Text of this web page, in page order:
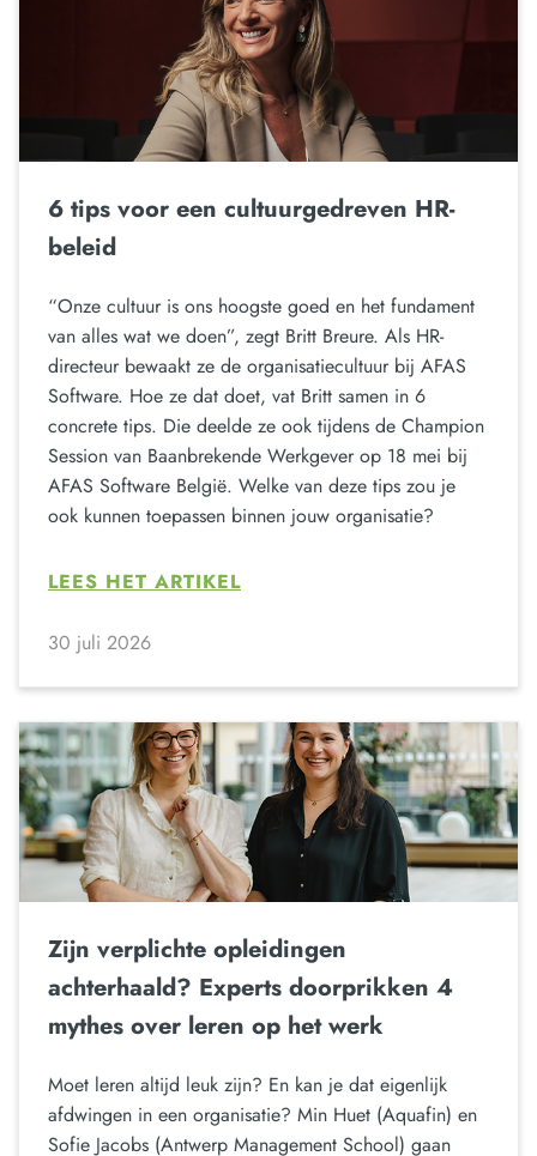
6 tips voor een cultuurgedreven HR-
beleid
“Onze cultuur is ons hoogste goed en het fundament
van alles wat we doen”, zegt Britt Breure. Als HR-
directeur bewaakt ze de organisatiecultuur bij AFAS
Software. Hoe ze dat doet, vat Britt samen in 6
concrete tips. Die deelde ze ook tijdens de Champion
Session van Baanbrekende Werkgever op 18 mei bij
AFAS Software België. Welke van deze tips zou je
ook kunnen toepassen binnen jouw organisatie?
LEES HET ARTIKEL
30 juli 2026
Zijn verplichte opleidingen
achterhaald? Experts doorprikken 4
mythes over leren op het werk
Moet leren altijd leuk zijn? En kan je dat eigenlijk
afdwingen in een organisatie? Min Huet (Aquafin) en
Sofie Jacobs (Antwerp Management School) gaan